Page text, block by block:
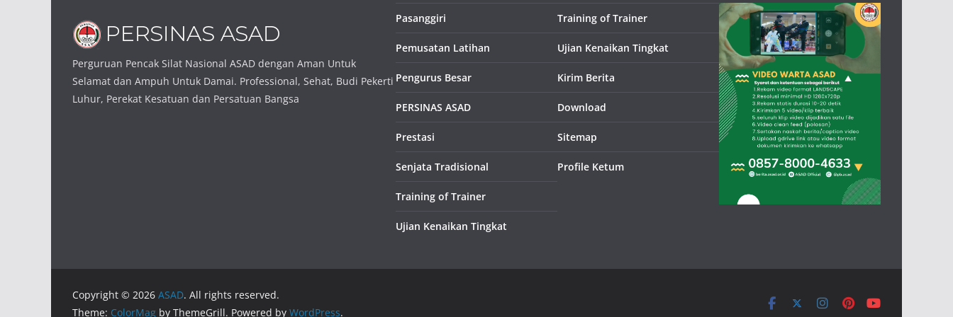
Perguruan Pencak Silat Nasional ASAD dengan Aman Untuk
Selamat dan Ampuh Untuk Damai. Professional, Sehat, Budi Pekerti
Luhur, Perekat Kesatuan dan Persatuan Bangsa
Pasanggiri
Pemusatan Latihan
Pengurus Besar
PERSINAS ASAD
Prestasi
Senjata Tradisional
Training of Trainer
Ujian Kenaikan Tingkat
Training of Trainer
Ujian Kenaikan Tingkat
Kirim Berita
Download
Sitemap
Profile Ketum
Copyright © 2026 ASAD. All rights reserved.
Theme: ColorMag by ThemeGrill. Powered by WordPress.